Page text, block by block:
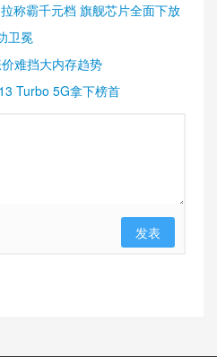
称霸千元档 旗舰芯片全面下放
卫冕
难挡大内存趋势
Turbo 5G拿下榜首
发表